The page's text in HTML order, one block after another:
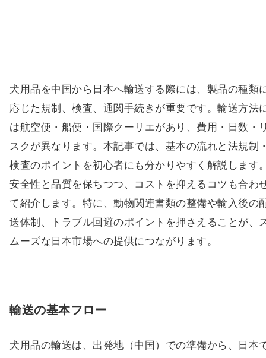
犬用品を中国から日本へ輸送する際には、製品の種類
応じた規制、検査、通関手続きが重要です。輸送方法
は航空便・船便・国際クーリエがあり、費用・日数・
スクが異なります。本記事では、基本の流れと法規制
検査のポイントを初心者にも分かりやすく解説します
安全性と品質を保ちつつ、コストを抑えるコツも合わ
て紹介します。特に、動物関連書類の整備や輸入後の
送体制、トラブル回避のポイントを押さえることが、
ムーズな日本市場への提供につながります。
輸送の基本フロー
犬用品の輸送は、出発地（中国）での準備から、日本